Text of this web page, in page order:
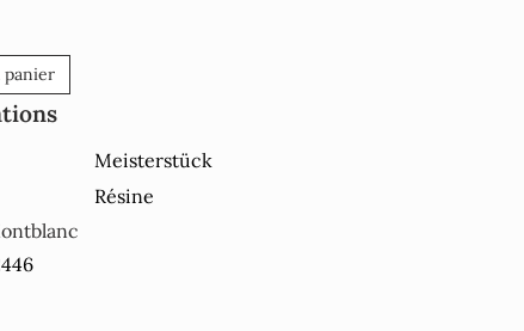
panier
Meisterstück
Résine